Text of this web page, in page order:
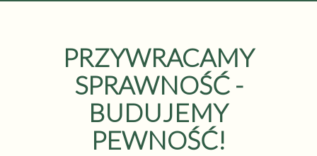
PRZYWRACAMY
SPRAWNOŚĆ -
BUDUJEMY
PEWNOŚĆ!